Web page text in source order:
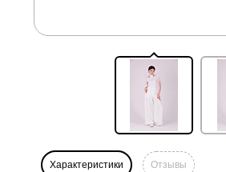
Характеристики Отзывы